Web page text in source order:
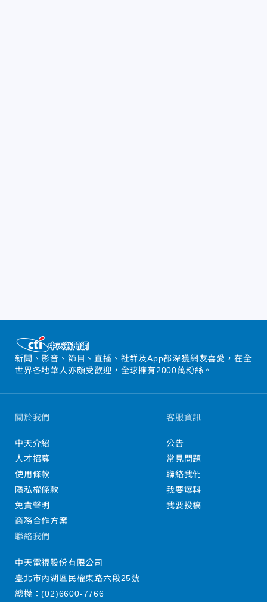
新聞、影音、節目、直播、社群及App都深獲網友喜愛，在全
世界各地華人亦頗受歡迎，全球擁有2000萬粉絲。
關於我們
中天介紹
人才招募
使用條款
隱私權條款
免責聲明
商務合作方案
客服資訊
公告
常見問題
聯絡我們
我要爆料
我要投稿
聯絡我們
中天電視股份有限公司
臺北市內湖區民權東路六段25號
總機：(02)6600-7766